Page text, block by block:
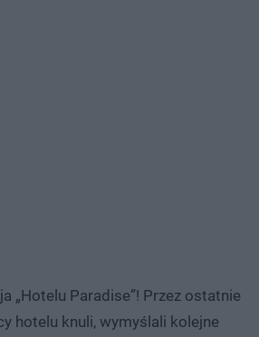
„Hotelu Paradise”! Przez ostatnie
hotelu knuli, wymyślali kolejne